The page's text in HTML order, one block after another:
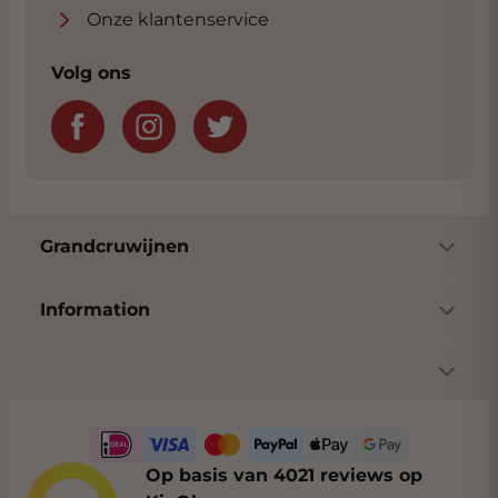
Onze klantenservice
Volg ons
Grandcruwijnen
Information
Op basis van 4021 reviews op